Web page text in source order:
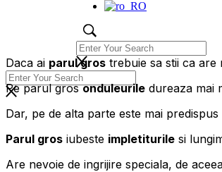
Daca ai parul gros trebuie sa stii ca are
Pe parul grosonduleurile dureaza mai
Dar, pe de alta parte este mai predispus
Parul gros iubeste impletiturile si
Are nevoie de ingrijire speciala, de